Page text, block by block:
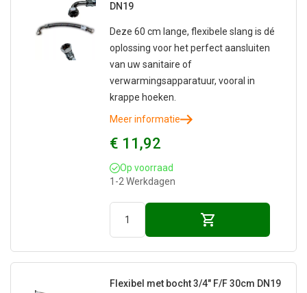
DN19
Deze 60 cm lange, flexibele slang is dé
oplossing voor het perfect aansluiten
van uw sanitaire of
verwarmingsapparatuur, vooral in
krappe hoeken.
Meer informatie
€ 11,92
Op voorraad
1-2 Werkdagen
Flexibel met bocht 3/4" F/F 30cm DN19